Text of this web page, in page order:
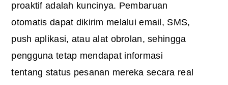
proaktif adalah kuncinya. Pembaruan
otomatis dapat dikirim melalui email, SMS,
push aplikasi, atau alat obrolan, sehingga
pengguna tetap mendapat informasi
tentang status pesanan mereka secara real